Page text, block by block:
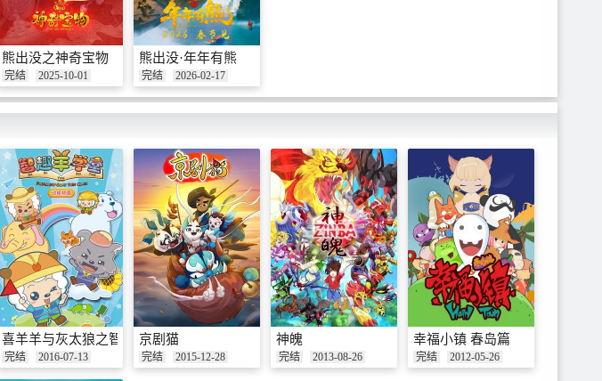
熊出没之神奇宝物
完结 2025-10-01
熊出没·年年有熊
完结 2026-02-17
冒险
喜羊羊与灰太狼之智趣羊学堂
完结 2016-07-13
京剧猫
完结 2015-12-28
神魄
完结 2013-08-26
幸福小镇 春岛篇
完结 2012-05-26